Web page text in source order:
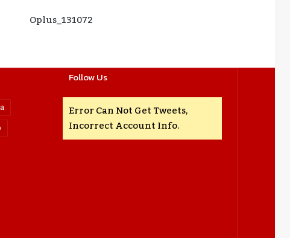
Oplus_131072
Follow Us
Error Can Not Get Tweets,
Incorrect Account Info.